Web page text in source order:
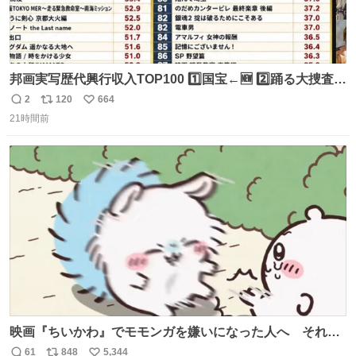
邦画実写歴代興行収入TOP100 1️⃣国宝←🆕 2️⃣踊る大捜査線
THE MOVIE2 3️⃣南極物語 4️⃣踊る大捜査線 THE MOVIE 5️⃣
子猫物語 6️⃣劇場版コード・ブルー 7️⃣天と地と 8️⃣永遠の0
どなく、お別れです←🆕 … 60位 キングダム 魂の決戦←🆕
返
信
2
リ
ポ
ト
数
120
い
664
21時間前
映画『ちいかわ』でモモンガを嫌いになった人へ それで
も愛される理由と可能性 kai-you.net/article/96186 『映画
61 848 5,344